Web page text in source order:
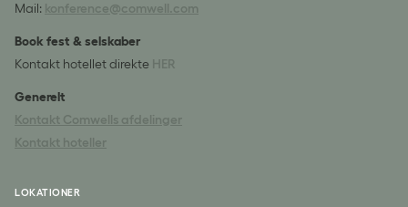
Mail: konference@comwell.com
Book fest & selskaber
Kontakt hotellet direkte HER
Generelt
Kontakt Comwells afdelinger
Kontakt hoteller
LOKATIONER